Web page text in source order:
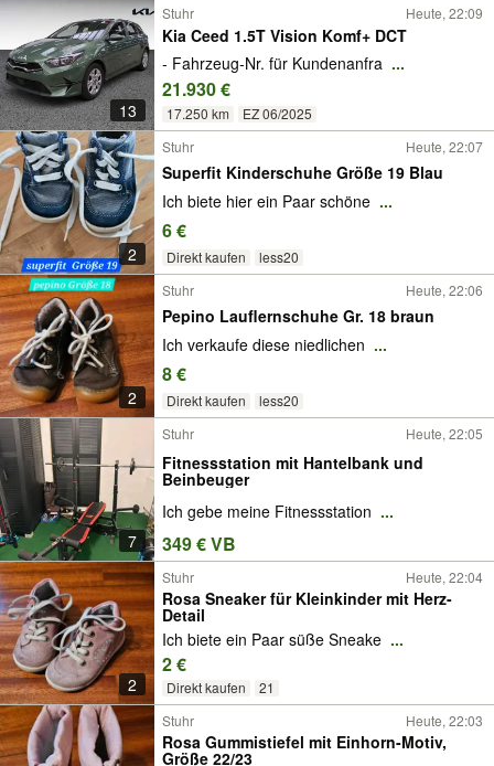
13
Stuhr Heute, 22:09
Kia Ceed 1.5T Vision Komf+ DCT
- Fahrzeug-Nr. für Kundenanfra ...
21.930 €
17.250 km EZ 06/2025
2
Stuhr Heute, 22:07
Superfit Kinderschuhe Größe 19 Blau
Ich biete hier ein Paar schöne ...
6 €
Direkt kaufen less20
2
Stuhr Heute, 22:06
Pepino Lauflernschuhe Gr. 18 braun
Ich verkaufe diese niedlichen ...
8 €
Direkt kaufen less20
7
Stuhr Heute, 22:05
Fitnessstation mit Hantelbank und
Beinbeuger
Ich gebe meine Fitnessstation ...
349 € VB
2
Stuhr Heute, 22:04
Rosa Sneaker für Kleinkinder mit Herz-
Detail
Ich biete ein Paar süße Sneake ...
2 €
Direkt kaufen
21
Stuhr
Heute, 22:03
Rosa Gummistiefel mit Einhorn-Motiv,
Größe 22/23